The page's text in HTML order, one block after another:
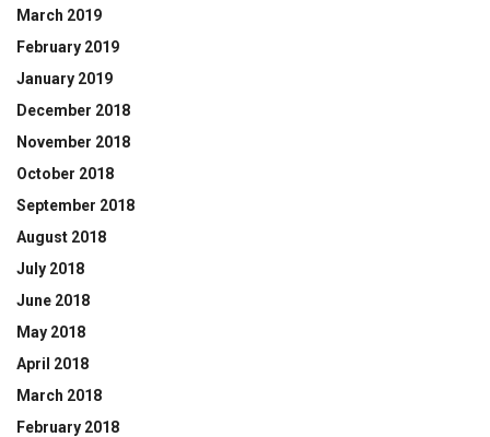
March 2019
February 2019
January 2019
December 2018
November 2018
October 2018
September 2018
August 2018
July 2018
June 2018
May 2018
April 2018
March 2018
February 2018